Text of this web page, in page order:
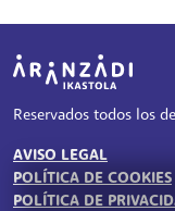
Irudia
Reservados todos los
TESTU-LEGALAK
AVISO LEGAL
POLÍTICA DE COOKIES
POLÍTICA DE